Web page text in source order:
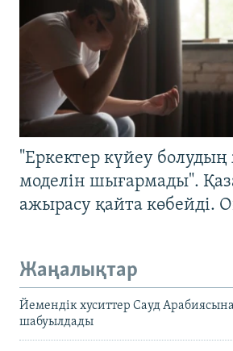
"Еркектер күйеу
моделін шығармады".
ажырасу қайта көбейді.
Жаңалықтар
Йемендік хуситтер Сауд
шабуылдады